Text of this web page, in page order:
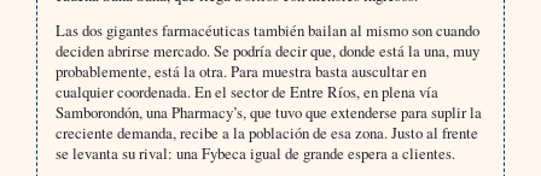
Las dos gigantes farmacéuticas también bailan al mismo son cuando
deciden abrirse mercado. Se podría decir que, donde está la una, muy
probablemente, está la otra. Para muestra basta auscultar en
cualquier coordenada. En el sector de Entre Ríos, en plena vía
Samborondón, una Pharmacy’s, que tuvo que extenderse para suplir la
creciente demanda, recibe a la población de esa zona. Justo al frente
se levanta su rival: una Fybeca igual de grande espera a clientes.